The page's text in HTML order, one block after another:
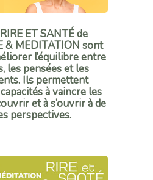
ET SANTÉ de
& MEDITATION sont
l’équilibre entre
les pensées et les
Ils permettent
à vaincre les
et à s’ouvrir à de
perspectives.